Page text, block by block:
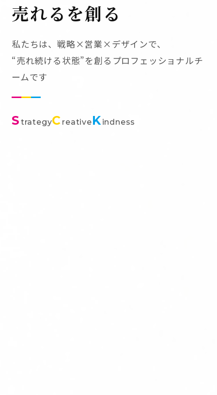
売れるを創る
私たちは、戦略×営業×デザインで、
“売れ続ける状態”を創るプロフェッショナルチ
ームです
S trategyC reativeKindness